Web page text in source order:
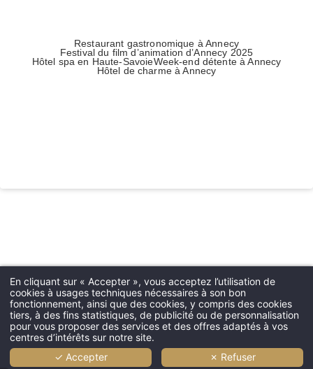
Restaurant gastronomique à Annecy
Festival du film d’animation d’Annecy 2025
Hôtel spa en Haute-SavoieWeek-end détente à Annecy
Hôtel de charme à Annecy
Les Trésoms
- Chambres
- Villas
Restaurants
- La Rotonde des Trésoms
- L'Atelier
En cliquant sur « Accepter », vous acceptez l’utilisation de
cookies à usages techniques nécessaires à son bon
fonctionnement, ainsi que des cookies, y compris des cookies
tiers, à des fins statistiques, de publicité ou de personnalisation
pour vous proposer des services et des offres adaptés à vos
centres d’intérêts sur notre site.
✓ Accepter
✗ Refuser